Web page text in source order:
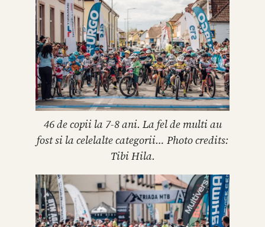
46 de copii la 7-8 ani. La fel de multi au
fost si la celelalte categorii… Photo credits:
Tibi Hila.